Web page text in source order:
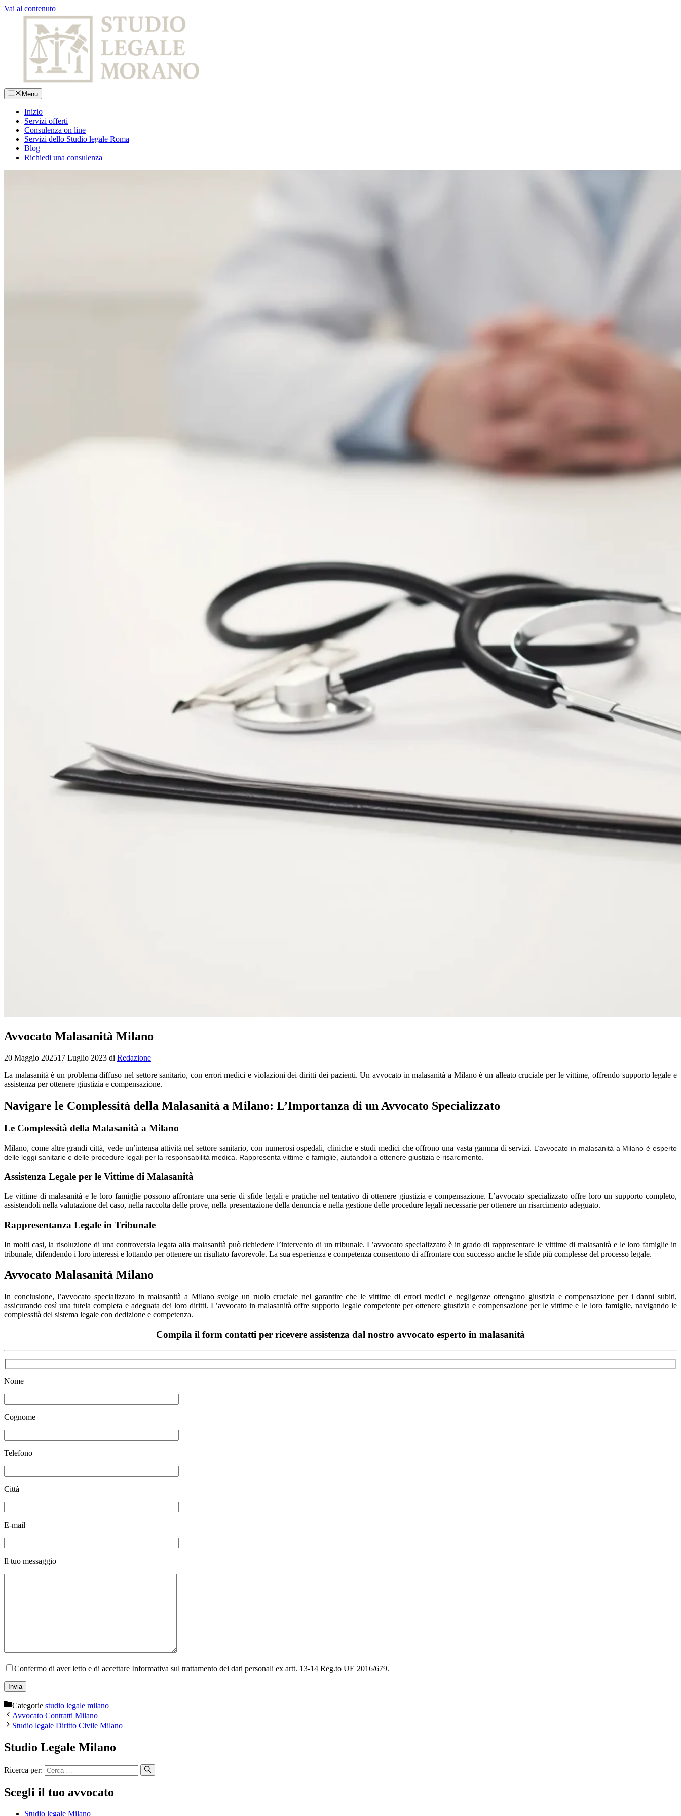
Vai al contenuto
Menu
Inizio
Servizi offerti
Consulenza on line
Servizi dello Studio legale Roma
Blog
Richiedi una consulenza
Avvocato Malasanità Milano
20 Maggio 202517 Luglio 2023 di Redazione
La malasanità è un problema diffuso nel settore sanitario, con errori medici e violazioni dei diritti dei pazienti. Un avvocato in malasanità a Milano è un alleato cruciale per le vittime, offrendo supporto legale e
assistenza per ottenere giustizia e compensazione.
Navigare le Complessità della Malasanità a Milano: L’Importanza di un Avvocato Specializzato
Le Complessità della Malasanità a Milano
Milano, come altre grandi città, vede un’intensa attività nel settore sanitario, con numerosi ospedali, cliniche e studi medici che offrono una vasta gamma di servizi. L’avvocato in malasanità a Milano è esperto
delle leggi sanitarie e delle procedure legali per la responsabilità medica. Rappresenta vittime e famiglie, aiutandoli a ottenere giustizia e risarcimento.
Assistenza Legale per le Vittime di Malasanità
Le vittime di malasanità e le loro famiglie possono affrontare una serie di sfide legali e pratiche nel tentativo di ottenere giustizia e compensazione. L’avvocato specializzato offre loro un supporto completo,
assistendoli nella valutazione del caso, nella raccolta delle prove, nella presentazione della denuncia e nella gestione delle procedure legali necessarie per ottenere un risarcimento adeguato.
Rappresentanza Legale in Tribunale
In molti casi, la risoluzione di una controversia legata alla malasanità può richiedere l’intervento di un tribunale. L’avvocato specializzato è in grado di rappresentare le vittime di malasanità e le loro famiglie in
tribunale, difendendo i loro interessi e lottando per ottenere un risultato favorevole. La sua esperienza e competenza consentono di affrontare con successo anche le sfide più complesse del processo legale.
Avvocato Malasanità Milano
In conclusione, l’avvocato specializzato in malasanità a Milano svolge un ruolo cruciale nel garantire che le vittime di errori medici e negligenze ottengano giustizia e compensazione per i danni subiti,
assicurando così una tutela completa e adeguata dei loro diritti. L’avvocato in malasanità offre supporto legale competente per ottenere giustizia e compensazione per le vittime e le loro famiglie, navigando le
complessità del sistema legale con dedizione e competenza.
Compila il form contatti per ricevere assistenza dal nostro avvocato esperto in malasanità
Nome
Cognome
Telefono
Città
E-mail
Il tuo messaggio
Confermo di aver letto e di accettare Informativa sul trattamento dei dati personali ex artt. 13-14 Reg.to UE 2016/679.
Categorie studio legale milano
Avvocato Contratti Milano
Studio legale Diritto Civile Milano
Studio Legale Milano
Ricerca per:
Scegli il tuo avvocato
Studio legale Milano